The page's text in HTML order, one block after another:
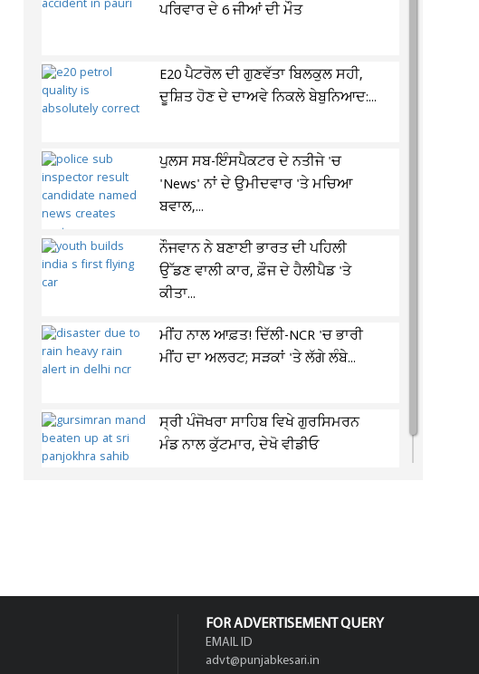
ਪਰਿਵਾਰ ਦੇ 6 ਜੀਆਂ ਦੀ ਮੌਤ
E20 ਪੈਟਰੋਲ ਦੀ ਗੁਣਵੱਤਾ ਬਿਲਕੁਲ ਸਹੀ,
ਦੂਸ਼ਿਤ ਹੋਣ ਦੇ ਦਾਅਵੇ ਨਿਕਲੇ ਬੇਬੁਨਿਆਦ:...
ਪੁਲਸ ਸਬ-ਇੰਸਪੈਕਟਰ ਦੇ ਨਤੀਜੇ 'ਚ
'News' ਨਾਂ ਦੇ ਉਮੀਦਵਾਰ 'ਤੇ ਮਚਿਆ
ਬਵਾਲ,...
ਨੌਜਵਾਨ ਨੇ ਬਣਾਈ ਭਾਰਤ ਦੀ ਪਹਿਲੀ
ਉੱਡਣ ਵਾਲੀ ਕਾਰ, ਫ਼ੌਜ ਦੇ ਹੈਲੀਪੈਡ 'ਤੇ
ਕੀਤਾ...
ਮੀਂਹ ਨਾਲ ਆਫ਼ਤ! ਦਿੱਲੀ-NCR 'ਚ ਭਾਰੀ
ਮੀਂਹ ਦਾ ਅਲਰਟ; ਸੜਕਾਂ 'ਤੇ ਲੱਗੇ ਲੰਬੇ...
ਸ੍ਰੀ ਪੰਜੋਖਰਾ ਸਾਹਿਬ ਵਿਖੇ ਗੁਰਸਿਮਰਨ
ਮੰਡ ਨਾਲ ਕੁੱਟਮਾਰ, ਦੇਖੋ ਵੀਡੀਓ
FOR ADVERTISEMENT QUERY
EMAIL ID
advt@punjabkesari.in